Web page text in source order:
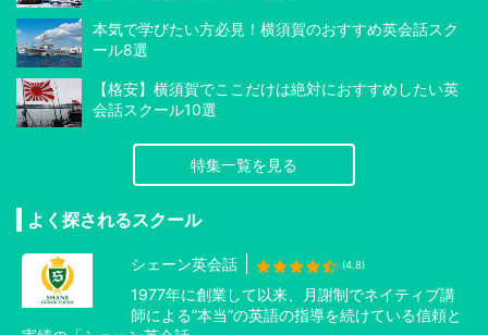
本気で学びたい方必見！横須賀のおすすめ英会話スク
ール8選
【格安】横須賀でここだけは絶対におすすめしたい英
会話スクール10選
特集一覧を見る
よく探されるスクール
シェーン英会話 (4.8)
1977年に創業して以来、月謝制でネイティブ講
師による”本当”の英語の指導を続けている信頼と